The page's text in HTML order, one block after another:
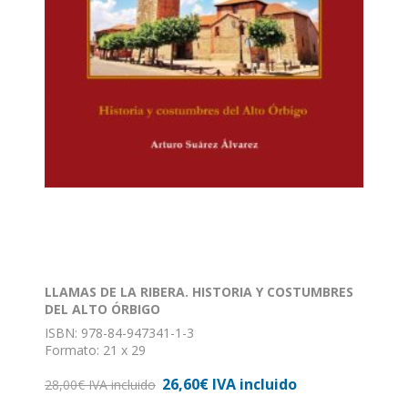
LLAMAS DE LA RIBERA. HISTORIA Y COSTUMBRES
DEL ALTO ÓRBIGO
ISBN: 978-84-947341-1-3
Formato: 21 x 29
Encuadernación: Tapa dura
28,00€ IVA incluido 26,60€ IVA incluido